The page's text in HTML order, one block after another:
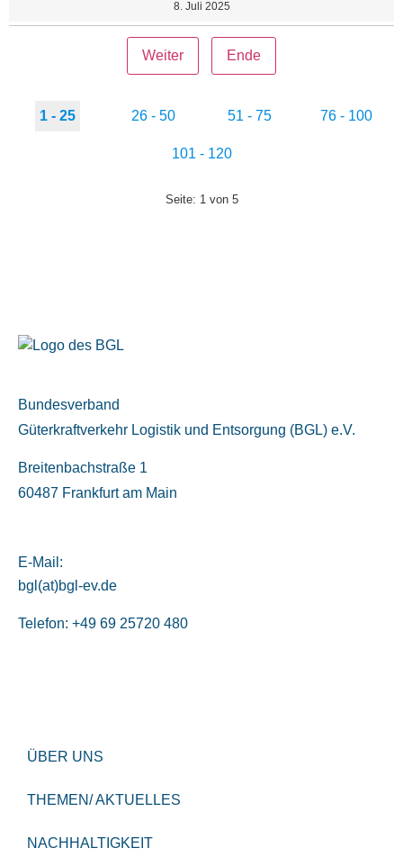
8. Juli 2025
Weiter Ende
1 - 25 26 - 50 51 - 75 76 - 100
101 - 120
Seite: 1 von 5
Bundesverband
Güterkraftverkehr Logistik und Entsorgung (BGL) e.V.
Breitenbachstraße 1
60487 Frankfurt am Main
E-Mail:
bgl(at)bgl-ev.de
Telefon: +49 69 25720 480
ÜBER UNS
THEMEN/ AKTUELLES
NACHHALTIGKEIT